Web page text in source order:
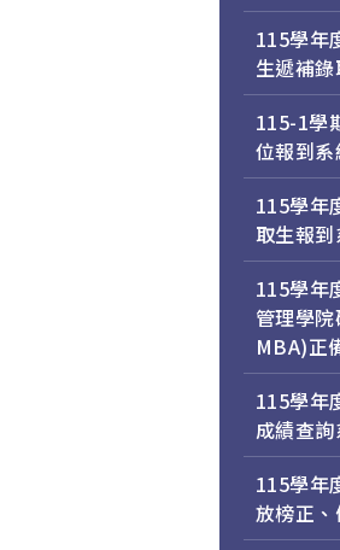
115學年
生遞補
115-1學
位報到系
115學年
取生報到
115學年
管理學
MBA)正
115學年
成績查
115學年
放榜正